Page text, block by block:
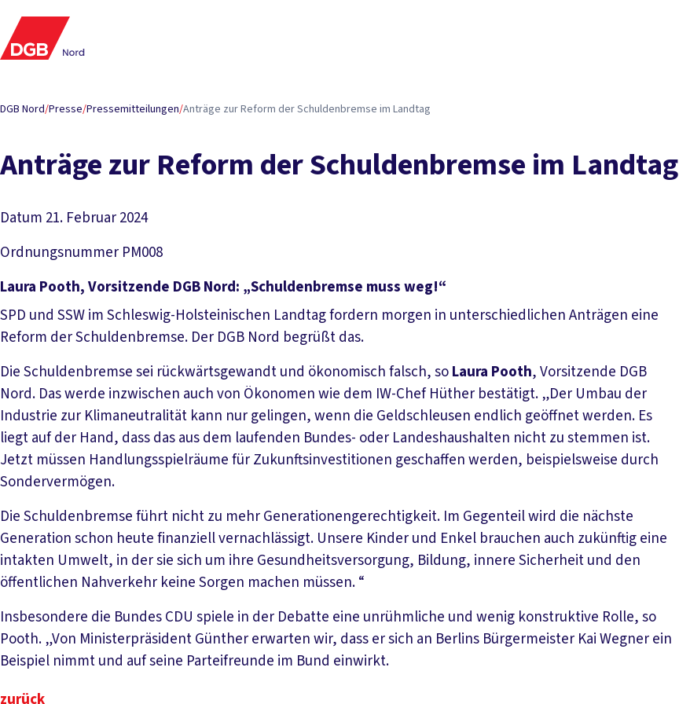
DGB Nord/Presse/Pressemitteilungen/Anträge zur Reform der Schuldenbremse im Landtag
Anträge zur Reform der Schuldenbremse im Landtag
Datum 21. Februar 2024
Ordnungsnummer PM008
Laura Pooth, Vorsitzende DGB Nord: „Schuldenbremse muss weg!“
SPD und SSW im Schleswig-Holsteinischen Landtag fordern morgen in unterschiedlichen Anträgen eine
Reform der Schuldenbremse. Der DGB Nord begrüßt das.
Die Schuldenbremse sei rückwärtsgewandt und ökonomisch falsch, soLaura Pooth, Vorsitzende DGB
Nord. Das werde inzwischen auch von Ökonomen wie dem IW-Chef Hüther bestätigt. „Der Umbau der
Industrie zur Klimaneutralität kann nur gelingen, wenn die Geldschleusen endlich geöffnet werden. Es
liegt auf der Hand, dass das aus dem laufenden Bundes- oder Landeshaushalten nicht zu stemmen ist.
Jetzt müssen Handlungsspielräume für Zukunftsinvestitionen geschaffen werden, beispielsweise durch
Sondervermögen.
Die Schuldenbremse führt nicht zu mehr Generationengerechtigkeit. Im Gegenteil wird die nächste
Generation schon heute finanziell vernachlässigt. Unsere Kinder und Enkel brauchen auch zukünftig eine
intakten Umwelt, in der sie sich um ihre Gesundheitsversorgung, Bildung, innere Sicherheit und den
öffentlichen Nahverkehr keine Sorgen machen müssen. “
Insbesondere die Bundes CDU spiele in der Debatte eine unrühmliche und wenig konstruktive Rolle, so
Pooth. „Von Ministerpräsident Günther erwarten wir, dass er sich an Berlins Bürgermeister Kai Wegner ein
Beispiel nimmt und auf seine Parteifreunde im Bund einwirkt.